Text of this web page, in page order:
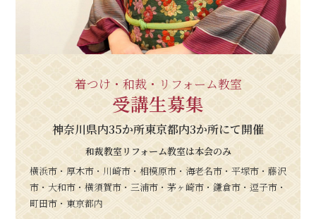
着つけ・和裁・リフォーム教室
受講生募集
神奈川県内35か所東京都内3か所にて開催
和裁教室リフォーム教室は本会のみ
横浜市・厚木市・川崎市・相模原市・海老名市・平塚市・藤沢
市・大和市・横須賀市・三浦市・茅ヶ崎市・鎌倉市・逗子市・
町田市・東京都内